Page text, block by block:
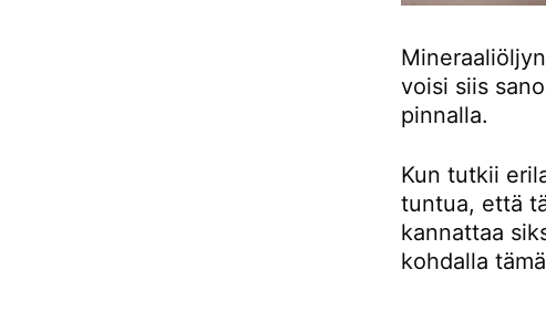
voisi siis
pinnalla.
Kun tutkii
tuntua, että
kannattaa
kohdalla